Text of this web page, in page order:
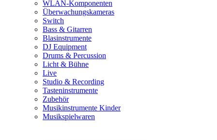
WLAN-Komponenten
Überwachungskameras
Switch
Bass & Gitarren
Blasinstrumente
DJ Equipment
Drums & Percussion
Licht & Bühne
Live
Studio & Recording
Tasteninstrumente
Zubehör
Musikinstrumente Kinder
Musikspielwaren